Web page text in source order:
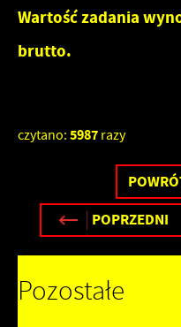
Wartość zadania
brutto.
czytano: 5987 razy
POPRZEDNI
Pozostałe